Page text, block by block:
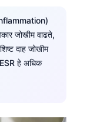
जोखीम वाढते,
दाह जोखीम
हे अधिक